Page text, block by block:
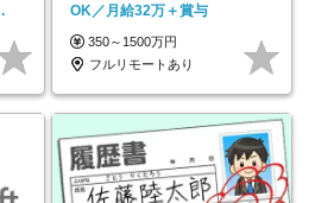
OK／月給32万＋賞与
350～1500万円
フルリモートあり